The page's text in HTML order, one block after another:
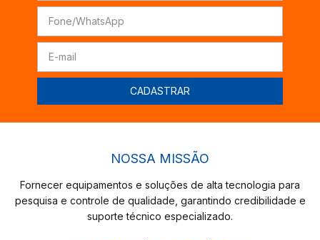
NOSSA MISSÃO
Fornecer equipamentos e soluções de alta tecnologia para
pesquisa e controle de qualidade, garantindo credibilidade e
suporte técnico especializado.